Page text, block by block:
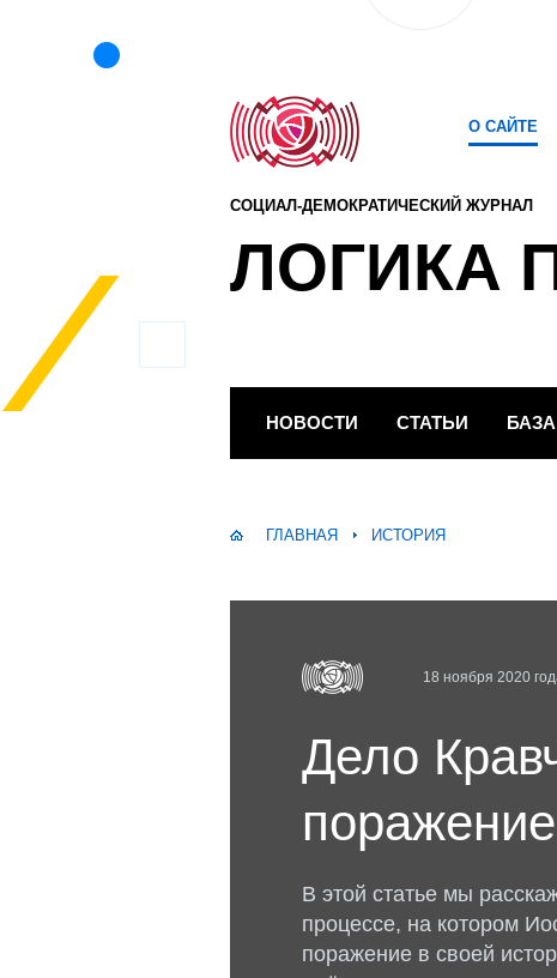
О САЙТЕ
СОЦИАЛ-ДЕМОКРАТИЧЕСКИЙ ЖУРНАЛ
ЛОГИКА
НОВОСТИ СТАТЬИ
ГЛАВНАЯ ИСТОРИЯ
18 ноября 2020
Дело
В этой статье мы
процессе, на котором
поражение в своей